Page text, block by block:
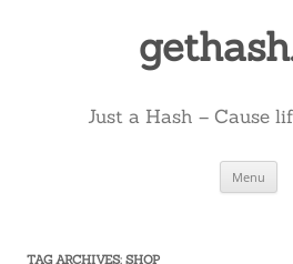
Just a Hash – Cause
Menu
TAG ARCHIVES: SHOP